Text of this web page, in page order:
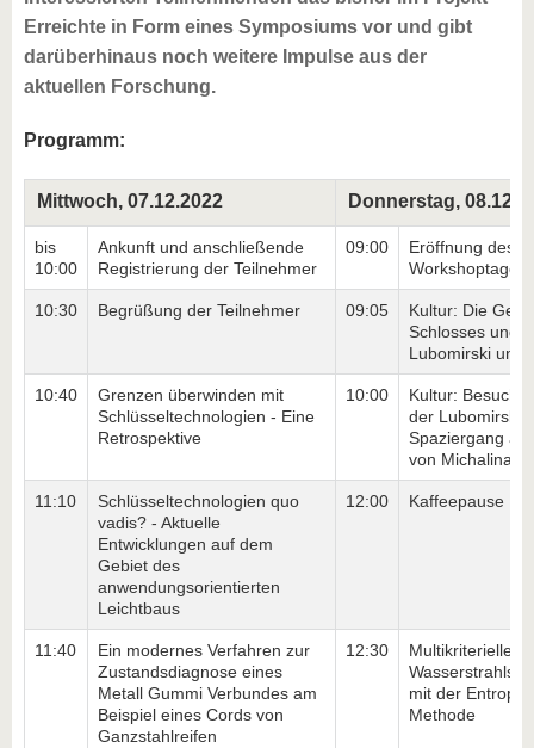
Erreichte in Form eines Symposiums vor und gibt
darüberhinaus noch weitere Impulse aus der
aktuellen Forschung.
Programm:
Mittwoch, 07.12.2022 Donnerstag,
bis
10:00
Ankunft und anschließende
Registrierung der Teilnehmer
09:00
Eröffnung des 2.
Workshoptages
10:30 Begrüßung der Teilnehmer 09:05
Kultur: Die
Schlosses und
Lubomirski und
10:40
Grenzen überwinden mit
Schlüsseltechnologien - Eine
Retrospektive
10:00
Kultur: Besuch
der Lubomirski
Spaziergang
von Michalina
11:10
Schlüsseltechnologien quo
vadis? - Aktuelle
Entwicklungen auf dem
Gebiet des
anwendungsorientierten
Leichtbaus
12:00 Kaffeepause
11:40
Ein modernes Verfahren zur
Zustandsdiagnose eines
Metall Gummi Verbundes am
Beispiel eines Cords von
Ganzstahlreifen
12:30
Multikriterielle
mit der Entropie
Methode